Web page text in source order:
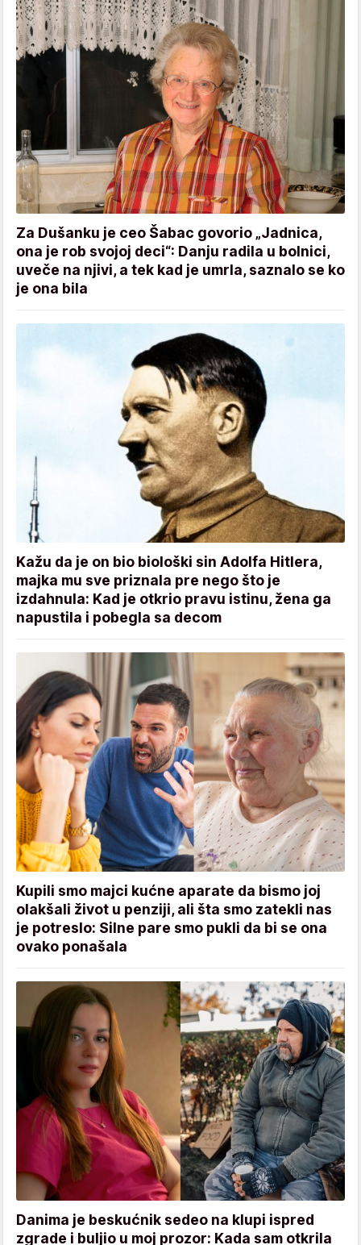
Za Dušanku je ceo Šabac govorio „Jadnica,
ona je rob svojoj deci“: Danju radila u bolnici,
uveče na njivi, a tek kad je umrla, saznalo se ko
je ona bila
Kažu da je on bio biološki sin Adolfa Hitlera,
majka mu sve priznala pre nego što je
izdahnula: Kad je otkrio pravu istinu, žena ga
napustila i pobegla sa decom
Kupili smo majci kućne aparate da bismo joj
olakšali život u penziji, ali šta smo zatekli nas
je potreslo: Silne pare smo pukli da bi se ona
ovako ponašala
Danima je beskućnik sedeo na klupi ispred
zgrade i buljio u moj prozor: Kada sam otkrila